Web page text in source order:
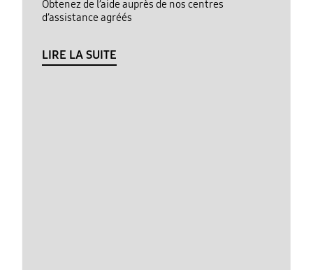
Obtenez de l’aide auprès de nos centres
d’assistance agréés
LIRE LA SUITE